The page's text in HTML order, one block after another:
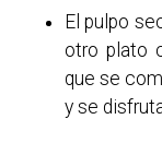
El pulpo
otro plato
que se
y se